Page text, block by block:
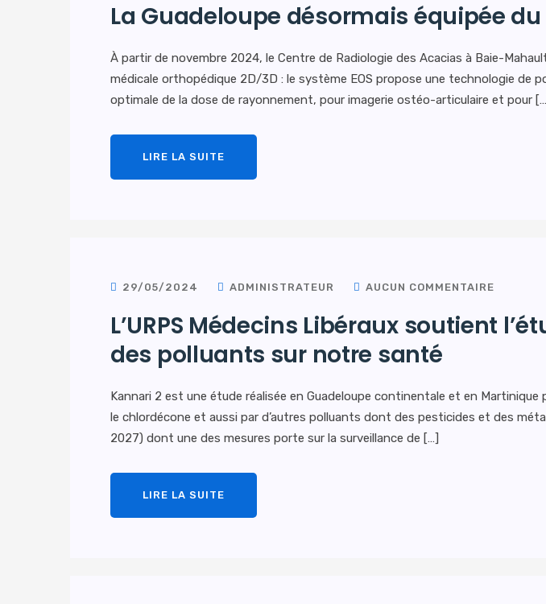
La Guadeloupe désormais équipée
À partir de novembre 2024, le Centre de Radiologie des Acacias à Baie-
médicale orthopédique 2D/3D : le système EOS propose une technologie
optimale de la dose de rayonnement, pour imagerie ostéo-articulaire et pour
LIRE LA SUITE
29/05/2024 ADMINISTRATEUR AUCUN COMMENTAIRE
L’URPS Médecins Libéraux soutient
des polluants sur notre santé
Kannari 2 est une étude réalisée en Guadeloupe continentale et en
le chlordécone et aussi par d’autres polluants dont des pesticides et des
2027) dont une des mesures porte sur la surveillance de […]
LIRE LA SUITE